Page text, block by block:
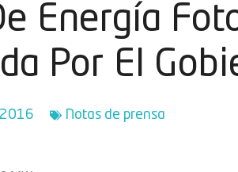
Energí­a
Por El
Notas de prensa